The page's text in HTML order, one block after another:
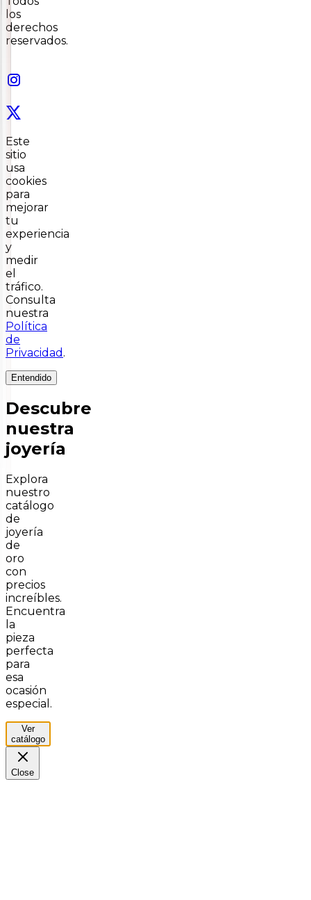
los
derechos
reservados.
Este
sitio
usa
cookies
para
mejorar
tu
experiencia
y
medir
el
tráfico.
Consulta
nuestra
Política
de
Privacidad .
Entendido
Descubre
nuestra
joyería
Explora
nuestro
catálogo
de
joyería
de
oro
con
precios
increíbles.
Encuentra
la
pieza
perfecta
para
esa
ocasión
especial.
Ver
catálogo
Close